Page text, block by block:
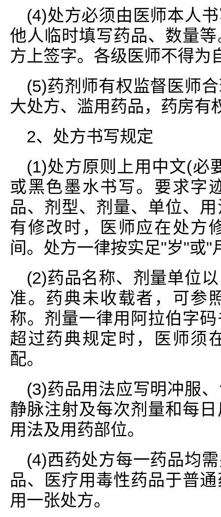
(4)处方必须由医师本人
他人临时填写药品、数量
方上签字。各级医师不得为
(5)药剂师有权监督医师
大处方、滥用药品，药房有
2、处方书写规定
(1)处方原则上用中文(必
或黑色墨水书写。要求字
品、剂型、剂量、单位、
有修改时，医师应在处方
间。处方一律按实足"岁"或"
(2)药品名称、剂量单位
准。药典未收载者，可参
称。剂量一律用阿拉伯字
超过药典规定时，医师须
配。
(3)药品用法应写明冲服
静脉注射及每次剂量和每
用法及用药部位。
(4)西药处方每一药品均
品、医疗用毒性药品于普
用一张处方。